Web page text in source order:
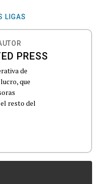
LIGAS
PRESS
de
que
resto del